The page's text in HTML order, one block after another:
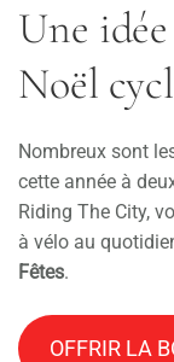
Une
Noël
Nombreux sont
cette année à
Riding The City,
à vélo au
Fêtes.
OFFRIR LA